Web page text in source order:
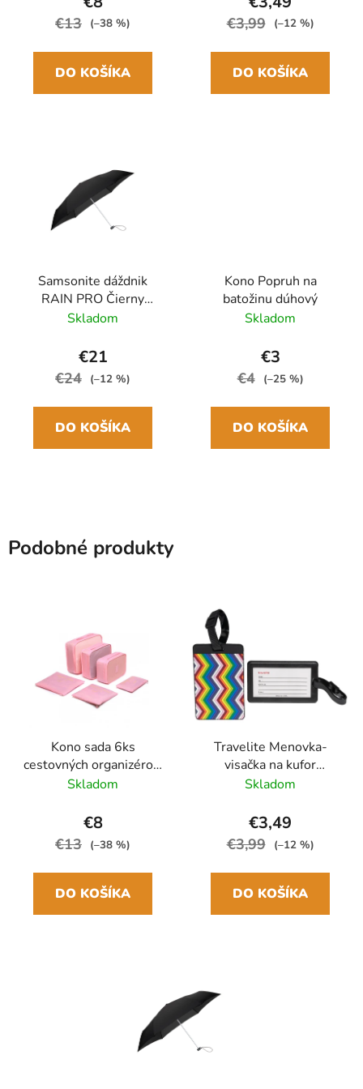
€13 (–38 %)
DO KOŠÍKA
€3,99 (–12 %)
DO KOŠÍKA
Samsonite dáždnik
RAIN PRO Čierny
skladací manuálny
Skladom
€21
€24 (–12 %)
DO KOŠÍKA
Kono Popruh na
batožinu dúhový
Skladom
€3
€4 (–25 %)
DO KOŠÍKA
Podobné produkty
Kono sada 6ks
cestovných organizérov,
boxov do kufra Ružová
Skladom
€8
€13 (–38 %)
DO KOŠÍKA
Travelite Menovka-
visačka na kufor
Multicolor Waves
Skladom
€3,49
€3,99 (–12 %)
DO KOŠÍKA